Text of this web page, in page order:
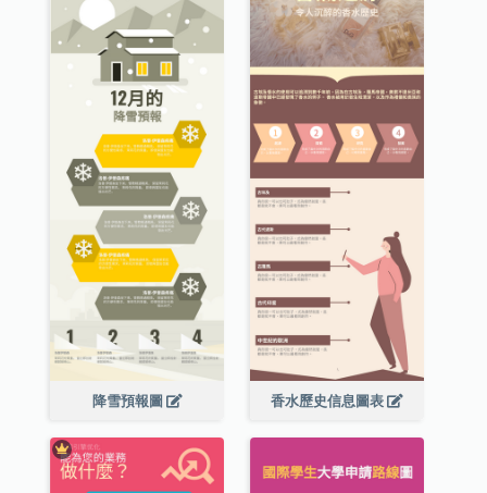
降雪預報圖 香水歷史信息圖表